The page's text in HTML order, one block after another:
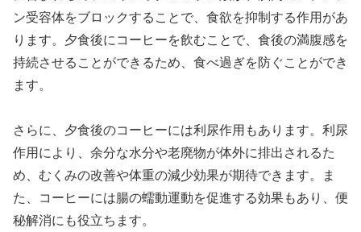
ン受容体をブロックすることで、食欲を抑制する作用があ
ります。夕食後にコーヒーを飲むことで、食後の満腹感を
持続させることができるため、食べ過ぎを防ぐことができ
ます。
さらに、夕食後のコーヒーには利尿作用もあります。利尿
作用により、余分な水分や老廃物が体外に排出されるた
め、むくみの改善や体重の減少効果が期待できます。ま
た、コーヒーには腸の蠕動運動を促進する効果もあり、便
秘解消にも役立ちます。